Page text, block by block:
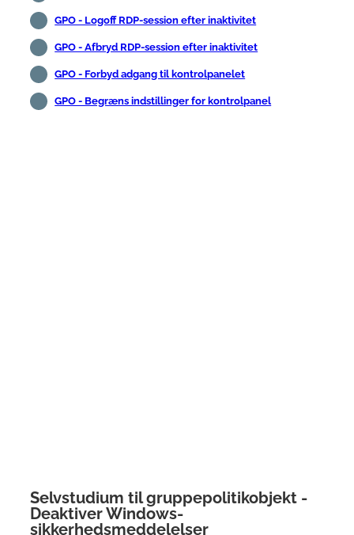
GPO - Logoff RDP-session efter inaktivitet
GPO - Afbryd RDP-session efter inaktivitet
GPO - Forbyd adgang til kontrolpanelet
GPO - Begræns indstillinger for kontrolpanel
Selvstudium til gruppepolitikobjekt -
Deaktiver Windows-
sikkerhedsmeddelelser